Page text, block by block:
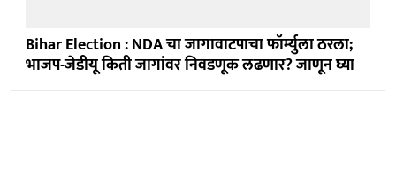
Bihar Election : NDA चा जागावाटपाचा फॉर्म्युला ठरला;
भाजप-जेडीयू किती जागांवर निवडणूक लढणार? जाणून घ्या